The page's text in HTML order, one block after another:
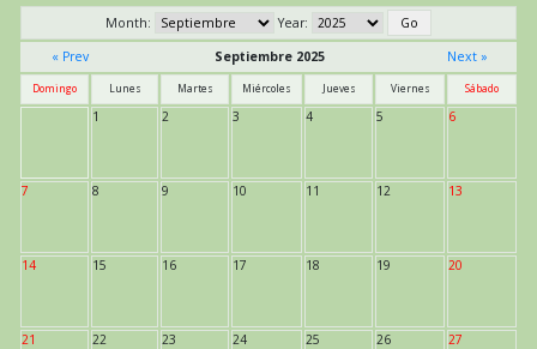
Month:
Year:
« Prev
Septiembre 2025 Next »
Domingo Lunes Martes Miércoles Jueves Viernes Sábado
1 2 3 4 5 6
7 8 9 10 11 12 13
14 15 16 17 18 19 20
21 22 23 24 25 26 27